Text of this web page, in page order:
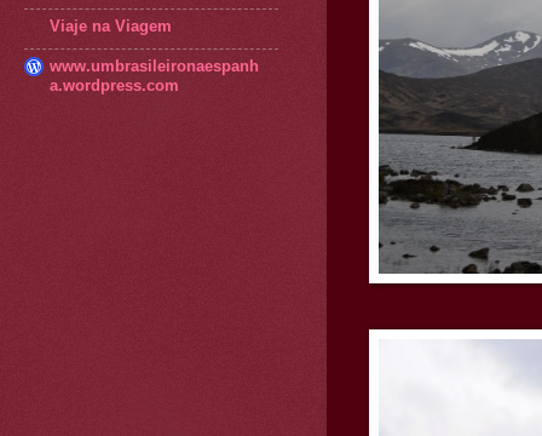
Viaje na Viagem
www.umbrasileironaespanh
a.wordpress.com